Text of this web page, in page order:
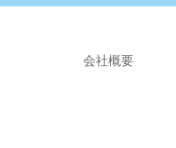
会社概要